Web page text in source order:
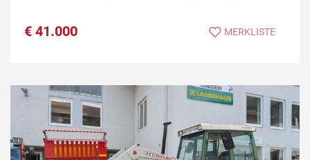
€ 41.000 MERKLISTE